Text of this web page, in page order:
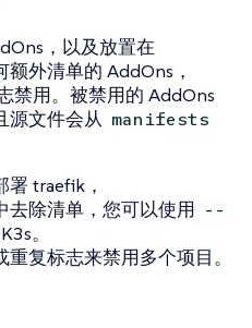
，以及放置在
额外清单的 AddOns，
禁用。被禁用的 AddOns
源文件会从 manifests
traefik，
去除清单，您可以使用 --
。
复标志来禁用多个项目。